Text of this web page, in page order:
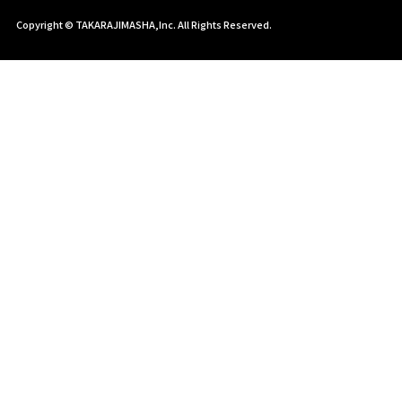
Copyright © TAKARAJIMASHA,Inc. All Rights Reserved.